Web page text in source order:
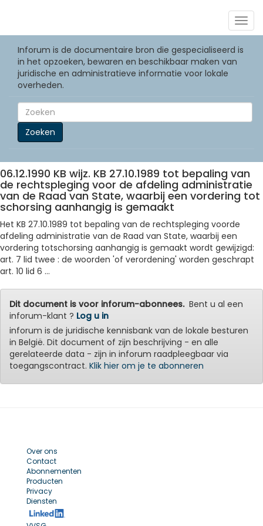
Inforum is de documentaire bron die gespecialiseerd is
in het opzoeken, bewaren en beschikbaar maken van
juridische en administratieve informatie voor lokale
overheden.
Zoeken
06.12.1990 KB wijz. KB 27.10.1989 tot bepaling van
de rechtspleging voor de afdeling administratie
van de Raad van State, waarbij een vordering tot
schorsing aanhangig is gemaakt
Het KB 27.10.1989 tot bepaling van de rechtspleging voorde
afdeling administratie van de Raad van State, waarbij een
vordering totschorsing aanhangig is gemaakt wordt gewijzigd:
art. 7 lid twee : de woorden 'of verordening' worden geschrapt
art. 10 lid 6 ...
Dit document is voor inforum-abonnees.Bent u al een
inforum-klant ? Log u in
inforum is de juridische kennisbank van de lokale besturen
in België. Dit document of zijn beschrijving - en alle
gerelateerde data - zijn in inforum raadpleegbaar via
toegangscontract. Klik hier om je te abonneren
Over ons
Contact
Abonnementen
Producten
Privacy
Diensten